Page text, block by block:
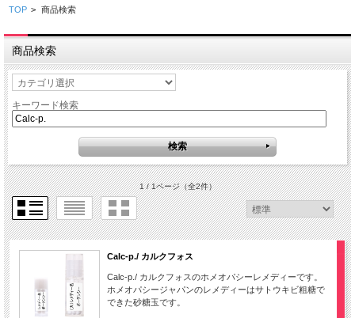
TOP > 商品検索
商品検索
キーワード検索
1 / 1ページ（全2件）
Calc-p./ カルクフォス
Calc-p./ カルクフォスのホメオパシーレメディーです。
ホメオパシージャパンのレメディーはサトウキビ粗糖で
できた砂糖玉です。